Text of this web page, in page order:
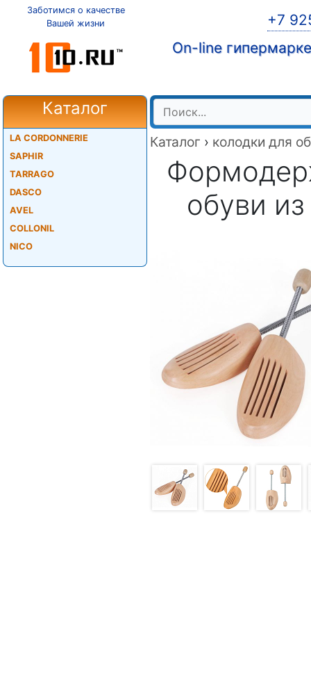
Заботимся о качестве
Вашей жизни
+7
On-line
Каталог
LA CORDONNERIE
SAPHIR
TARRAGO
DASCO
AVEL
COLLONIL
NICO
Каталог › колодки для
обуви